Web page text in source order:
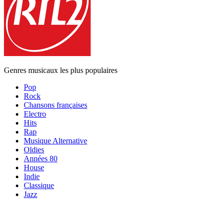
Genres musicaux les plus populaires
Pop
Rock
Chansons françaises
Electro
Hits
Rap
Musique Alternative
Oldies
Années 80
House
Indie
Classique
Jazz